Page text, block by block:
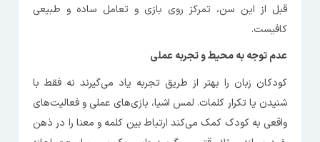
قبل از این سن، تمرکز روی بازی و تعامل ساده و طبیعی
کافیست.
عدم توجه به محیط و تجربه عملی
کودکان زبان را بهتر از طریق تجربه یاد می‌گیرند نه فقط با
شنیدن یا تکرار کلمات. لمس اشیا، بازی‌های عملی و فعالیت‌های
واقعی به کودک کمک می‌کند ارتباط بین کلمه و معنا را در ذهن